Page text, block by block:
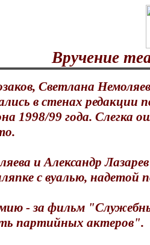
Вручение
Светлана
в стенах редакции
1998/99 года. Слегка
и Александр
с вуалью, надетой
- за фильм
партийных актеров".